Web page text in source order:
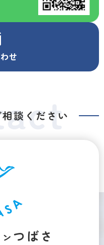
せ
談ください
つばさ